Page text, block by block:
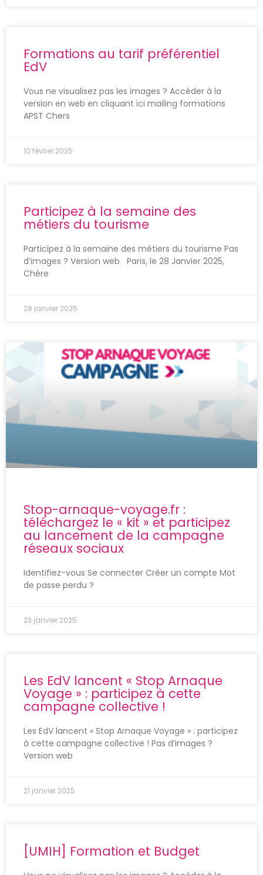
Formations au tarif préférentiel
EdV
Vous ne visualisez pas les images ? Accéder à la
version en web en cliquant ici mailing formations
APST Chers
10 février 2025
Participez à la semaine des
métiers du tourisme
Participez à la semaine des métiers du tourisme Pas
d’images ? Version web Paris, le 28 Janvier 2025,
Chère
28 janvier 2025
Stop-arnaque-voyage.fr :
téléchargez le « kit » et participez
au lancement de la campagne
réseaux sociaux
Identifiez-vous Se connecter Créer un compte Mot
de passe perdu ?
23 janvier 2025
Les EdV lancent « Stop Arnaque
Voyage » : participez à cette
campagne collective !
Les EdV lancent « Stop Arnaque Voyage » : participez
à cette campagne collective ! Pas d’images ?
Version web
21 janvier 2025
[UMIH] Formation et Budget